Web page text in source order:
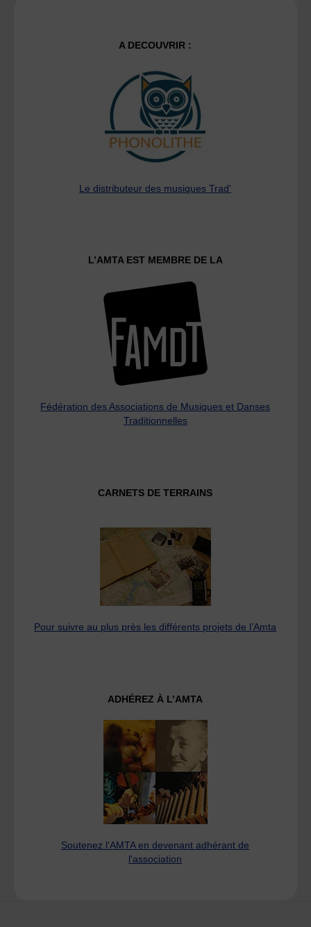
A DECOUVRIR :
Le distributeur des musiques Trad'
L’AMTA EST MEMBRE DE LA
Fédération des Associations de Musiques et Danses
Traditionnelles
CARNETS DE TERRAINS
Pour suivre au plus près les différents projets de l’Amta
ADHÉREZ À L’AMTA
Soutenez l'AMTA en devenant adhérant de
l'association